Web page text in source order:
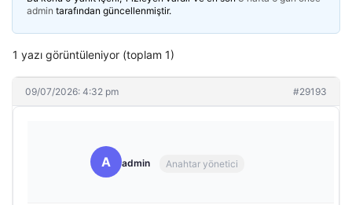
admin tarafından güncellenmiştir.
1 yazı görüntüleniyor (toplam 1)
09/07/2026: 4:32 pm #29193
A admin Anahtar yönetici